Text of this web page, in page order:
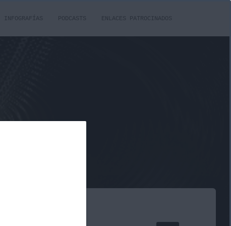
INFOGRAFÍAS PODCASTS ENLACES PATROCINADOS